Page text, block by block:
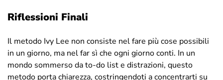
Riflessioni Finali
Il metodo Ivy Lee non consiste nel fare più cose possibili
in un giorno, ma nel far sì che ogni giorno conti. In un
mondo sommerso da to-do list e distrazioni, questo
metodo porta chiarezza, costringendoti a concentrarti su